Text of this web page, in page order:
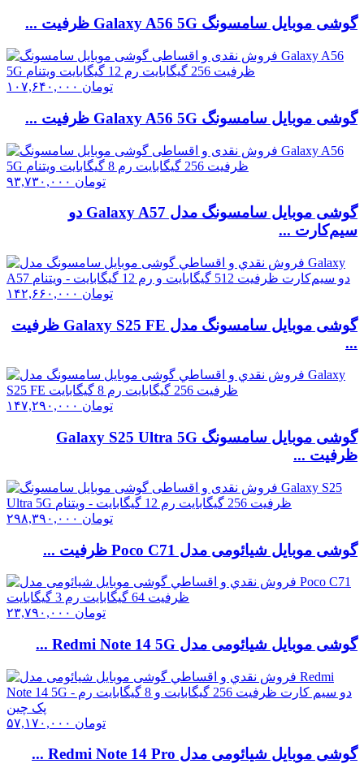
گوشی موبايل سامسونگ Galaxy A56 5G ظرفیت ...
۱۰۷,۶۴۰,۰۰۰ تومان
گوشی موبايل سامسونگ Galaxy A56 5G ظرفیت ...
۹۳,۷۳۰,۰۰۰ تومان
گوشی موبایل سامسونگ مدل Galaxy A57 دو
سیم‌کارت ...
۱۴۲,۶۶۰,۰۰۰ تومان
گوشی موبايل سامسونگ مدل Galaxy S25 FE ظرفیت
...
۱۴۷,۲۹۰,۰۰۰ تومان
گوشی موبایل سامسونگ Galaxy S25 Ultra 5G
ظرفیت ...
۲۹۸,۳۹۰,۰۰۰ تومان
گوشی موبایل شیائومی مدل Poco C71 ظرفیت ...
۲۳,۷۹۰,۰۰۰ تومان
گوشی موبایل شیائومی مدل Redmi Note 14 5G ...
۵۷,۱۷۰,۰۰۰ تومان
گوشی موبايل شیائومی مدل Redmi Note 14 Pro ...